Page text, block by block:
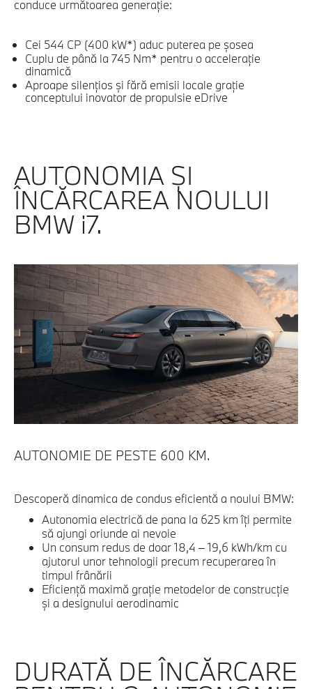
conduce următoarea generaţie:
Cei 544 CP (400 kW*) aduc puterea pe şosea
Cuplu de până la 745 Nm* pentru o acceleraţie
dinamică
Aproape silenţios şi fără emisii locale graţie
conceptului inovator de propulsie eDrive
AUTONOMIA ŞI
ÎNCĂRCAREA NOULUI
BMW i7.
AUTONOMIE DE PESTE 600 KM.
Descoperă dinamica de condus eficientă a noului BMW:
Autonomia electrică de pana la 625 km îţi permite
să ajungi oriunde ai nevoie
Un consum redus de doar 18,4 – 19,6 kWh/km cu
ajutorul unor tehnologii precum recuperarea în
timpul frânării
Eficienţă maximă graţie metodelor de construcţie
şi a designului aerodinamic
DURATĂ DE ÎNCĂRCARE